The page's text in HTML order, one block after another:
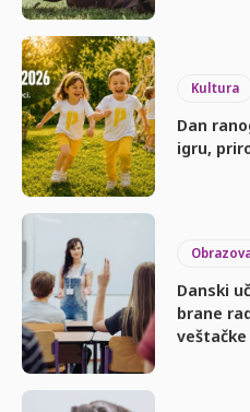
Kultura
Dan
igru,
Danski
brane